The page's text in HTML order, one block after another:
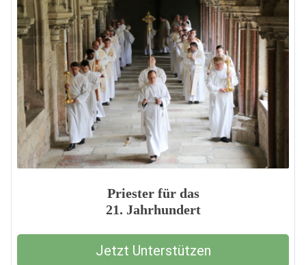
Priester für das
21. Jahrhundert
Jetzt Unterstützen